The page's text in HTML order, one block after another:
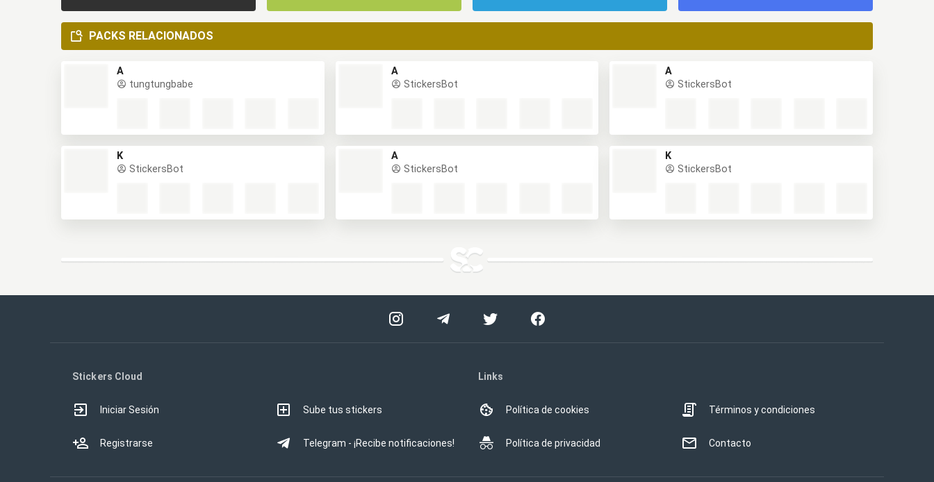
PACKS RELACIONADOS
A
tungtungbabe
A
StickersBot
A
StickersBot
K
StickersBot
A
StickersBot
K
StickersBot
Stickers Cloud
Iniciar Sesión
Registrarse
Sube tus stickers
Telegram - ¡Recibe notificaciones!
Links
Política de cookies
Política de privacidad
Términos y condiciones
Contacto